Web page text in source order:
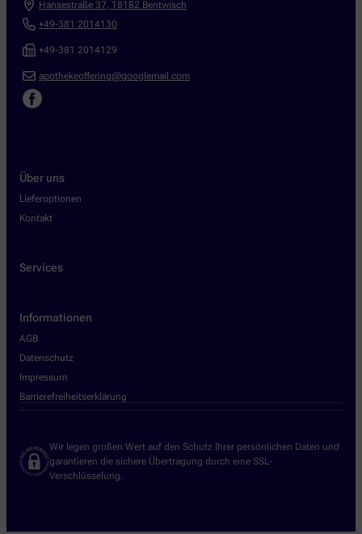
Hansestraße 37, 18182 Bentwisch
+49-381 2014130
+49-381 2014129
apothekeoffering@googlemail.com
Über uns
Lieferoptionen
Kontakt
Services
Informationen
AGB
Datenschutz
Impressum
Barrierefreiheitserklärung
Wir legen großen Wert auf den Schutz Ihrer persönlichen Daten und
garantieren die sichere Übertragung durch eine SSL-
Verschlüsselung.